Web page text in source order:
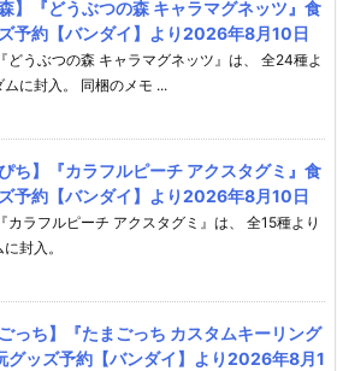
森】『どうぶつの森 キャラマグネッツ』食
予約【バンダイ】より2026年8月10日
『どうぶつの森 キャラマグネッツ』は、 全24種よ
ムに封入。 同梱のメモ ...
ぴち】『カラフルピーチ アクスタグミ』食
予約【バンダイ】より2026年8月10日
『カラフルピーチ アクスタグミ』は、 全15種より
封入。
ごっち】『たまごっち カスタムキーリング
グッズ予約【バンダイ】より2026年8月1